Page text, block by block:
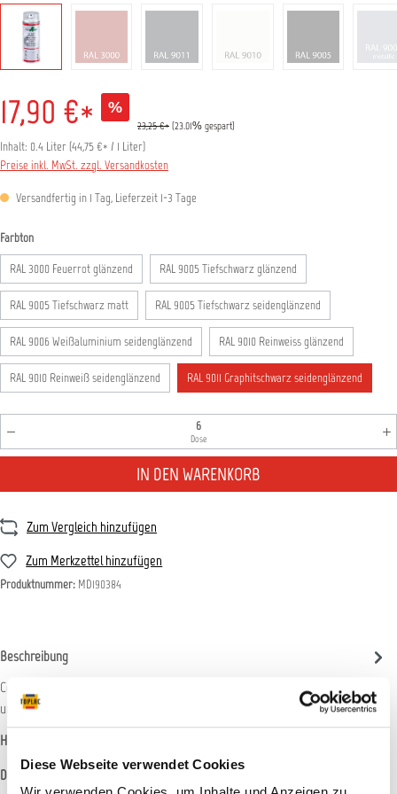
Diese Webseite verwendet Cookies
17,90 €* %
23,25 €* (23.01% gespart)
Inhalt: 0.4 Liter (44,75 €* / 1 Liter)
Preise inkl. MwSt. zzgl. Versandkosten
Versandfertig in 1 Tag, Lieferzeit 1-3 Tage
Farbtonauswählen
RAL 3000 Feuerrot glänzend RAL 9005 Tiefschwarz glänzend
RAL 9005 Tiefschwarz matt RAL 9005 Tiefschwarz seidenglänzend
RAL 9006 Weißaluminium seidenglänzend RAL 9010 Reinweiss glänzend
RAL 9010 Reinweiß seidenglänzend RAL 9011 Graphitschwarz seidenglänzend
Produkt Anzahl: Gib den gewünschten Wert ein oder
Dose
IN DEN WARENKORB
Zum Vergleich hinzufügen
Zum Merkzettel hinzufügen
Produktnummer: MD190384
Beschreibung
ColorMatic RAL-Acryl ist ein hochwertiger, seidenglänzender Acryl-Lack der
universell für die schnelle industrielle Lackieru…
Hersteller-Informationen
Datenblätter